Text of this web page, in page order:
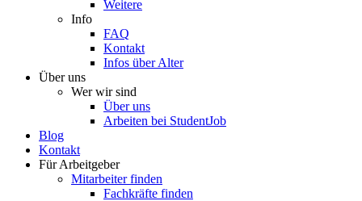
Weitere
Info
FAQ
Kontakt
Infos über Alter
Über uns
Wer wir sind
Über uns
Arbeiten bei StudentJob
Blog
Kontakt
Für Arbeitgeber
Mitarbeiter finden
Fachkräfte finden